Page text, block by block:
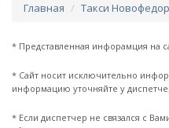
Главная Такси
* Представленная инфорамция на
* Сайт носит исключительно
информацию уточняйте у
* Если диспетчер не связался с